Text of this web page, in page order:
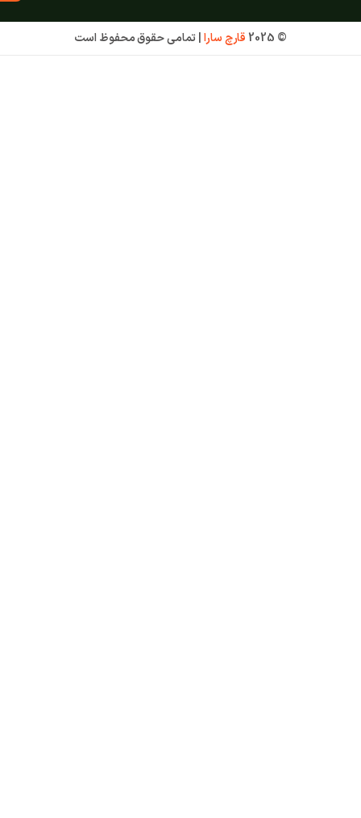
© 2025 قارچ سارا تمامی حقوق محفوظ است